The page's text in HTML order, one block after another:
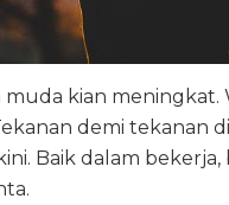
muda kian meningkat.
demi tekanan
Baik dalam bekerja,